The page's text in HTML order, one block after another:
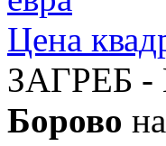
Цена
ЗAГРEБ -
Борово